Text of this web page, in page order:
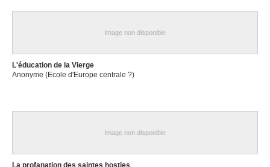
Image non disponible
L'éducation de la Vierge
Anonyme (Ecole d'Europe centrale ?)
Image non disponible
La profanation des saintes hosties